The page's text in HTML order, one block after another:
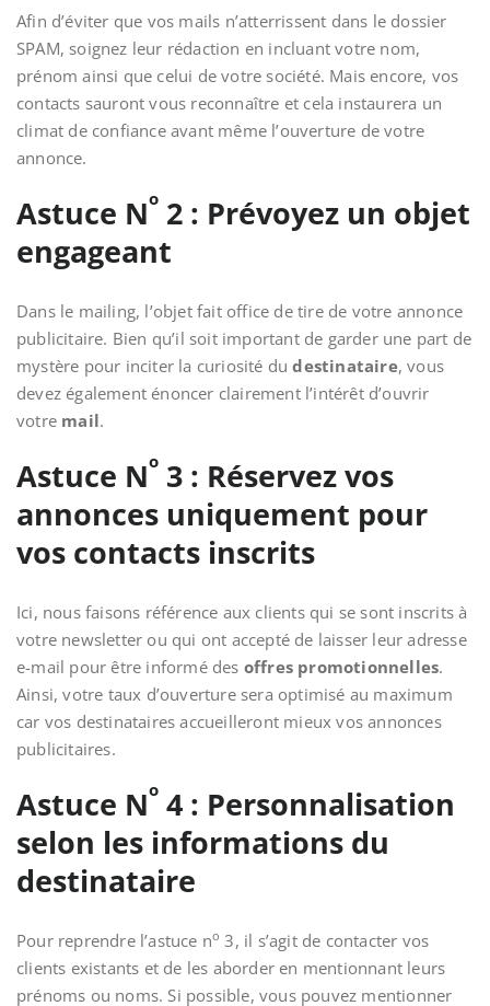
Afin d’éviter que vos mails n’atterrissent dans le dossier
SPAM, soignez leur rédaction en incluant votre nom,
prénom ainsi que celui de votre société. Mais encore, vos
contacts sauront vous reconnaître et cela instaurera un
climat de confiance avant même l’ouverture de votre
annonce.
Astuce No 2 : Prévoyez un objet
engageant
Dans le mailing, l’objet fait office de tire de votre annonce
publicitaire. Bien qu’il soit important de garder une part de
mystère pour inciter la curiosité dudestinataire, vous
devez également énoncer clairement l’intérêt d’ouvrir
votre mail.
Astuce No 3 : Réservez vos
annonces uniquement pour
vos contacts inscrits
Ici, nous faisons référence aux clients qui se sont inscrits à
votre newsletter ou qui ont accepté de laisser leur adresse
e-mail pour être informé des offres promotionnelles.
Ainsi, votre taux d’ouverture sera optimisé au maximum
car vos destinataires accueilleront mieux vos annonces
publicitaires.
Astuce No 4 : Personnalisation
selon les informations du
destinataire
Pour reprendre l’astuce no 3, il s’agit de contacter vos
clients existants et de les aborder en mentionnant leurs
prénoms ou noms. Si possible, vous pouvez mentionner